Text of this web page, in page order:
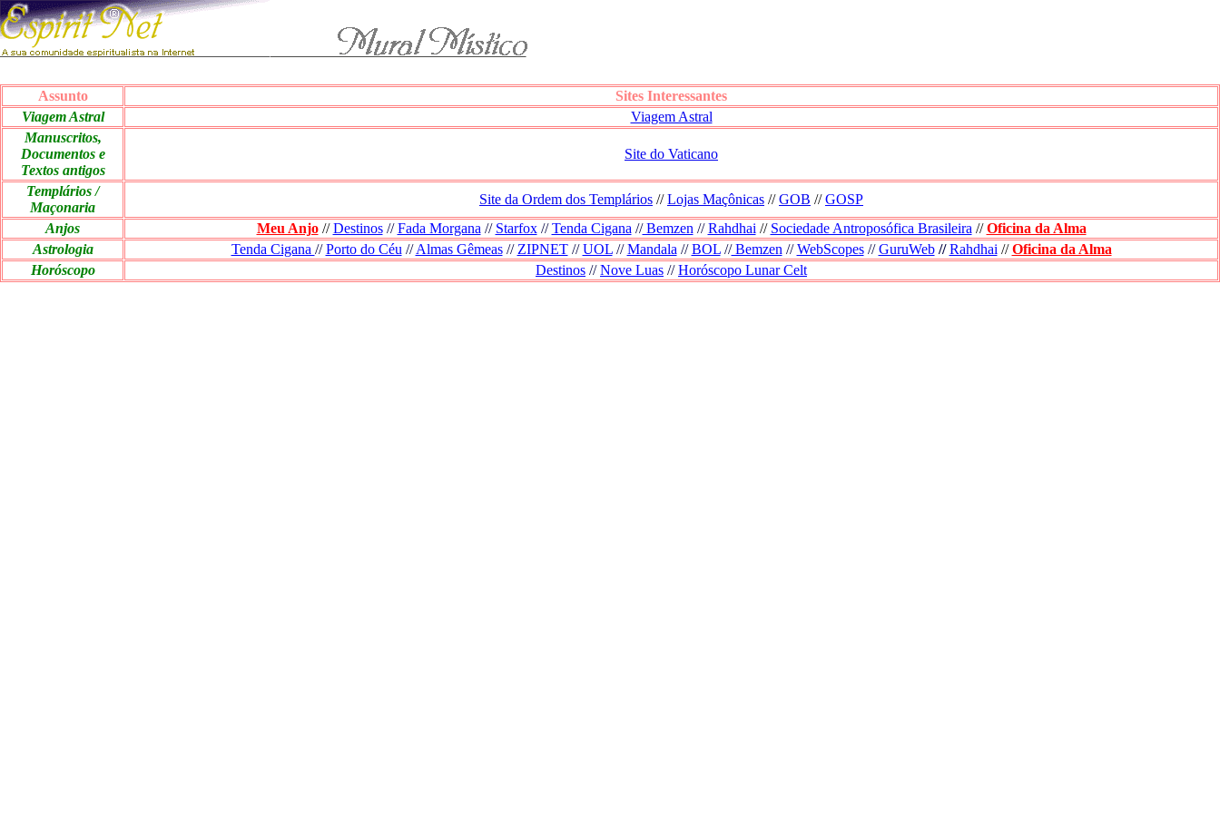
Assunto
Sites Interessantes
Viagem Astral
Viagem Astral
Manuscritos,
Documentos e
Textos antigos
Site do Vaticano
Templários /
Maçonaria
Site da Ordem dos Templários // Lojas Maçônicas //GOB //GOSP
Anjos
Meu Anjo // Destinos //Fada Morgana // Starfox // Tenda Cigana //Bemzen // Rahdhai // Sociedade Antroposófica Brasileira //Oficina da Alma
Astrologia
Tenda Cigana // Porto do Céu // Almas Gêmeas// ZIPNET // UOL //Mandala //BOL //Bemzen // WebScopes // GuruWeb //Rahdhai //Oficina da Alma
Horóscopo
Destinos //Nove Luas //Horóscopo Lunar Celt